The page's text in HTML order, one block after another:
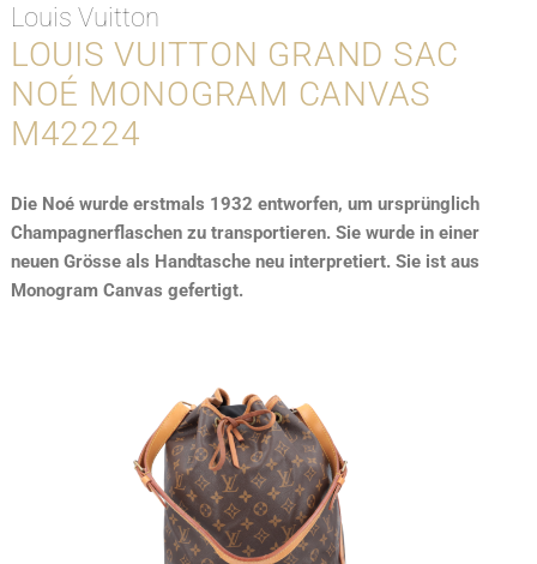
Louis Vuitton
LOUIS VUITTON GRAND SAC
NOÉ MONOGRAM CANVAS
M42224
Die Noé wurde erstmals 1932 entworfen, um ursprünglich
Champagnerflaschen zu transportieren. Sie wurde in einer
neuen Grösse als Handtasche neu interpretiert. Sie ist aus
Monogram Canvas gefertigt.